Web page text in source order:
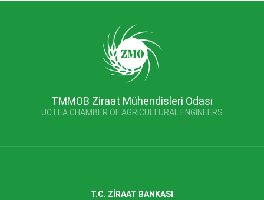
TMMOB Ziraat Mühendisleri Odası
UCTEA CHAMBER OF AGRICULTURAL ENGINEERS
T.C. ZİRAAT BANKASI